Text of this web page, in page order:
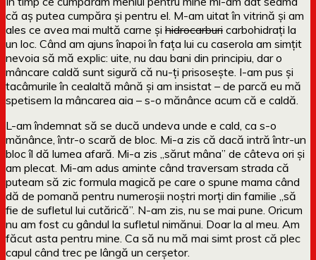
că aș putea cumpăra și pentru el. M-am uitat în vitrină și am
ales ce avea mai multă carne și hidrocarburi carbohidrați la
un loc. Când am ajuns înapoi în fața lui cu caserola am simțit
nevoia să mă explic: uite, nu dau bani din principiu, dar o
mâncare caldă sunt sigură că nu-ți prisosește. I-am pus și
tacâmurile în cealaltă mână și am insistat – de parcă eu mă
spetisem la mâncarea aia – s-o mănânce acum că e caldă.
L-am îndemnat să se ducă undeva unde e cald, ca s-o
mănânce, într-o scară de bloc. Mi-a zis că dacă intră într-un
bloc îl dă lumea afară. Mi-a zis „sărut mâna” de câteva ori şi
am plecat. Mi-am adus aminte când traversam strada că
puteam să zic formula magică pe care o spune mama când
dă de pomană pentru numeroșii noștri morți din familie „să
fie de sufletul lui cutărică”. N-am zis, nu se mai pune. Oricum
nu am fost cu gândul la sufletul nimănui. Doar la al meu. Am
făcut asta pentru mine. Ca să nu mă mai simt prost că plec
capul când trec pe lângă un cerșetor.